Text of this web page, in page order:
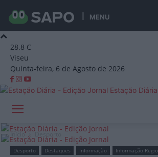
MENU
28.8 C
Viseu
Quinta-feira, 6 de Agosto de 2026
Estação
Início Desporto
Desporto Destaques Informação Informação